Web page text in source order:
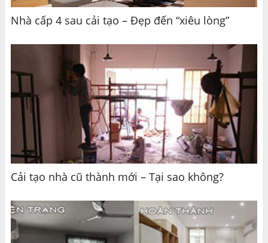
Nhà cấp 4 sau cải tạo – Đẹp đến “xiêu lòng”
Cải tạo nhà cũ thành mới – Tại sao không?